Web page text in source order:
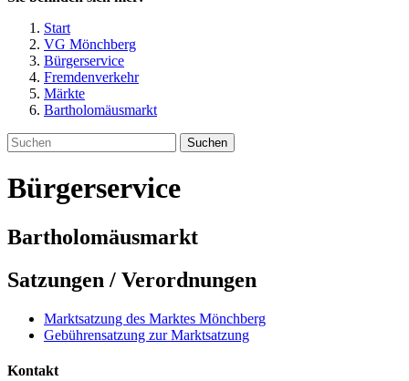
Start
VG Mönchberg
Bürgerservice
Fremdenverkehr
Märkte
Bartholomäusmarkt
Suchen
Bürgerservice
Bartholomäusmarkt
Satzungen / Verordnungen
Marktsatzung des Marktes Mönchberg
Gebührensatzung zur Marktsatzung
Kontakt